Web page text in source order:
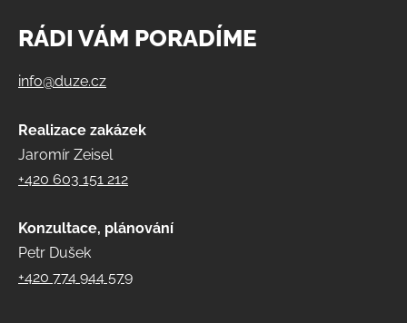
RÁDI VÁM PORADÍME
info@duze.cz
Realizace zakázek
Jaromír Zeisel
+420 603 151 212
Konzultace, plánování
Petr Dušek
+420 774 944 579